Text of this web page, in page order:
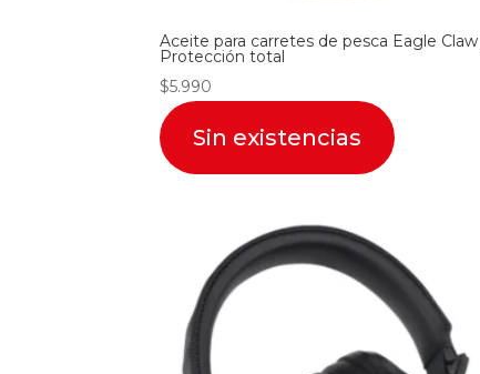
Aceite para carretes de pesca Eagle Claw |
Protección total
$5.990
Sin existencias